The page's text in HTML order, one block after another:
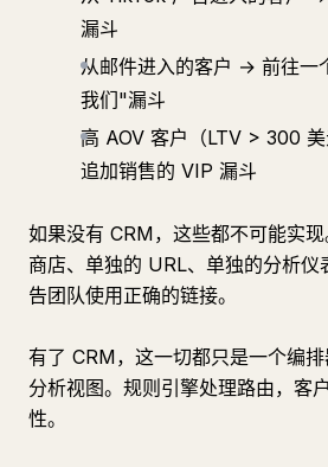
漏斗
从邮件进入的客户 → 前往一
我们"漏斗
高 AOV 客户（LTV > 300
追加销售的 VIP 漏斗
如果没有 CRM，这些都不可能实
商店、单独的 URL、单独的分析仪
告团队使用正确的链接。
有了 CRM，这一切都只是一个编
分析视图。规则引擎处理路由，客
性。